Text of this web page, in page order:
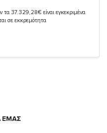
τα 37.329,28€ είναι εγκεκριμένα
σε εκκρεμότητα
ΕΜΑΣ